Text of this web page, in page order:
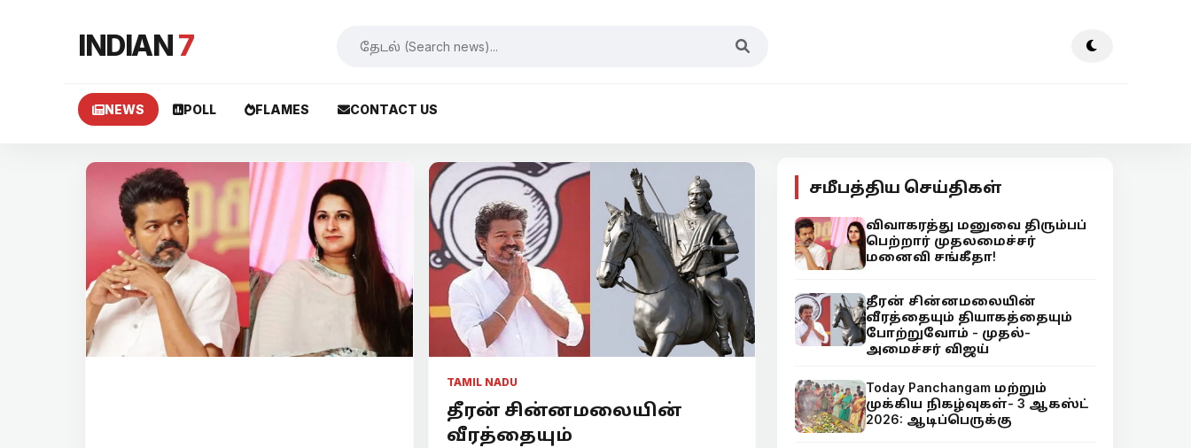
INDIAN7
NEWS POLL FLAMES CONTACT US
TAMIL NADU
தீரன் சின்னமலையின்
வீரத்தையும்
சமீபத்திய செய்திகள்
விவாகரத்து மனுவை திரும்பப்
பெற்றார் முதலமைச்சர்
மனைவி சங்கீதா!
தீரன் சின்னமலையின்
வீரத்தையும் தியாகத்தையும்
போற்றுவோம் - முதல்-
அமைச்சர் விஜய்
Today Panchangam மற்றும்
முக்கிய நிகழ்வுகள்- 3 ஆகஸ்ட்
2026: ஆடிப்பெருக்கு